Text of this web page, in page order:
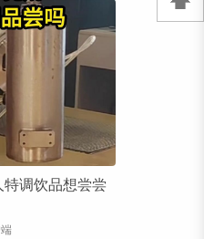
调饮品想尝尝